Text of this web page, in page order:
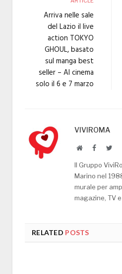
Arriva nelle sale
del Lazio il live
action TOKYO
GHOUL, basato
sul manga best
seller – Al cinema
solo il 6 e 7 marzo
VIVIROMA
WebsiteFacebook
Il Gruppo
Marino nel
murale per
magazine, TV
RELATED POSTS